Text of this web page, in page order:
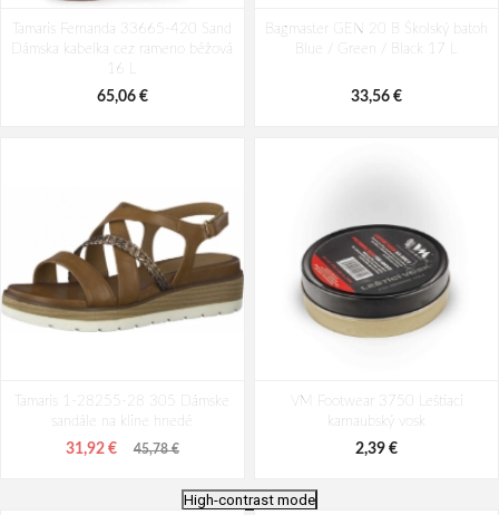
Tamaris Fernanda 33665-420 Sand
Dámska kabelka cez rameno béžová
16 L
65,06 €
Bagmaster GEN 20 B Školský batoh
Blue / Green / Black 17 L
33,56 €
Tamaris 1-28255-28 305 Dámske
sandále na kline hnedé
31,92 € 45,78 €
VM Footwear 3750 Leštiaci
karnaubský vosk
2,39 €
High-contrast mode